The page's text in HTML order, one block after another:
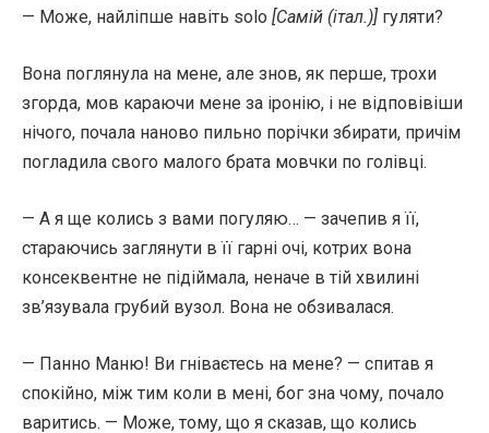
— Може, найліпше навіть solo [Самій (італ.)] гуляти?
Вона поглянула на мене, але знов, як перше, трохи
згорда, мов караючи мене за іронію, і не відповівіши
нічого, почала наново пильно порічки збирати, причім
погладила свого малого брата мовчки по голівці.
— А я ще колись з вами погуляю… — зачепив я її,
стараючись заглянути в її гарні очі, котрих вона
консеквентне не підіймала, неначе в тій хвилині
зв’язувала грубий вузол. Вона не обзивалася.
— Панно Маню! Ви гніваєтесь на мене? — спитав я
спокійно, між тим коли в мені, бог зна чому, почало
варитись. — Може, тому, що я сказав, що колись